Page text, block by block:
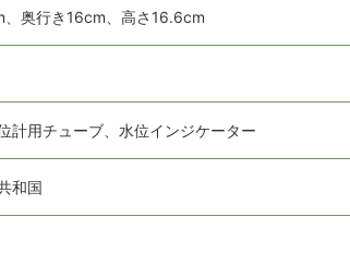
、奥行き16cm、高さ16.6cm
計用チューブ、水位インジケーター
和国